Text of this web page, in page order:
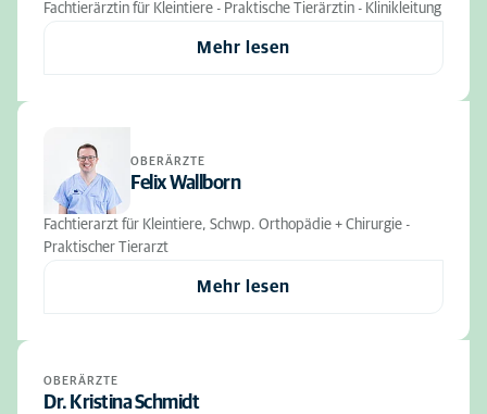
Fachtierärztin für Kleintiere - Praktische Tierärztin - Klinikleitung
Mehr lesen
OBERÄRZTE
Felix Wallborn
Fachtierarzt für Kleintiere, Schwp. Orthopädie + Chirurgie -
Praktischer Tierarzt
Mehr lesen
OBERÄRZTE
Dr. Kristina Schmidt